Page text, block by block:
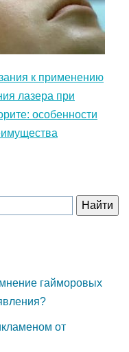
к применению
лазера при
особенности
гайморовых
от